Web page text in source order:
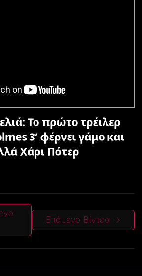
Το πρώτο τρέιλερ
3’ φέρνει γάμο και
Χάρι Πότερ
Επόμενο Βίντεο →